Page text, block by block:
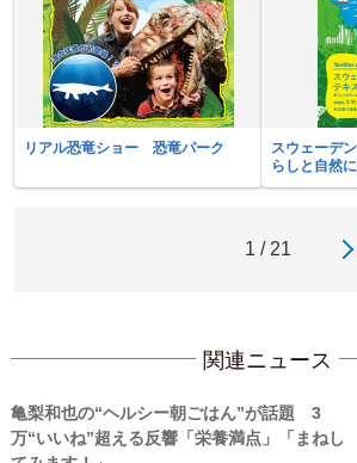
リアル恐竜ショー 恐竜パーク
スウェーデ
らしと自然
1 / 21
関連ニュース
亀梨和也の“ヘルシー朝ごはん”が話題 3
万“いいね”超える反響「栄養満点」「まねし